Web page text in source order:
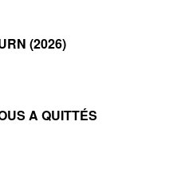
(2026)
A QUITTÉS